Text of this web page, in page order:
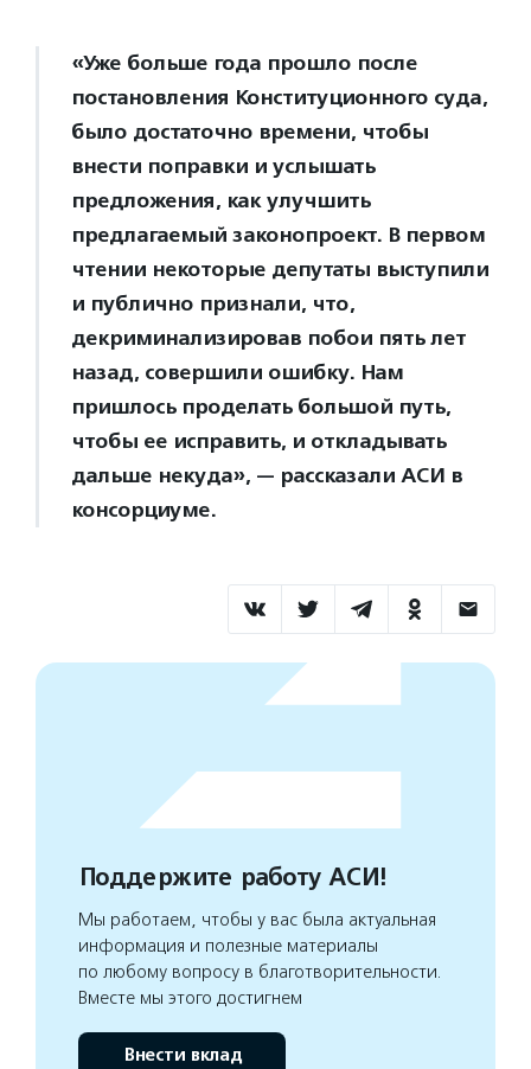
«Уже больше года прошло после
постановления Конституционного суда,
было достаточно времени, чтобы
внести поправки и услышать
предложения, как улучшить
предлагаемый законопроект. В первом
чтении некоторые депутаты выступили
и публично признали, что,
декриминализировав побои пять лет
назад, совершили ошибку. Нам
пришлось проделать большой путь,
чтобы ее исправить, и откладывать
дальше некуда», — рассказали АСИ в
консорциуме.
Поддержите работу АСИ!
Мы работаем, чтобы у вас была актуальная
информация и полезные материалы
по любому вопросу в благотворительности.
Вместе мы этого достигнем
Внести вклад